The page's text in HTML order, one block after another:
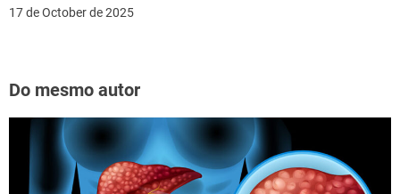
17 de October de 2025
Do mesmo autor